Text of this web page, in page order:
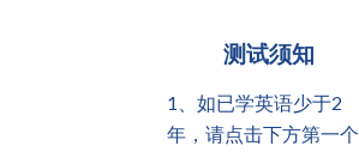
测试须知
1、如已学英语少于2
年，请点击下方第一个